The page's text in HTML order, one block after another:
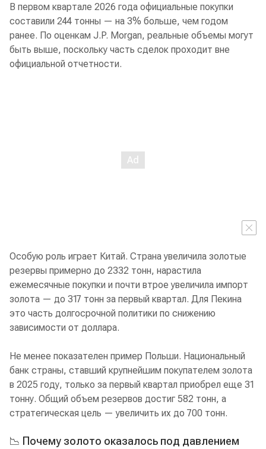
В первом квартале 2026 года официальные покупки
составили 244 тонны — на 3% больше, чем годом
ранее. По оценкам J.P. Morgan, реальные объемы могут
быть выше, поскольку часть сделок проходит вне
официальной отчетности.
Особую роль играет Китай. Страна увеличила золотые
резервы примерно до 2332 тонн, нарастила
ежемесячные покупки и почти втрое увеличила импорт
золота — до 317 тонн за первый квартал. Для Пекина
это часть долгосрочной политики по снижению
зависимости от доллара.
Не менее показателен пример Польши. Национальный
банк страны, ставший крупнейшим покупателем золота
в 2025 году, только за первый квартал приобрел еще 31
тонну. Общий объем резервов достиг 582 тонн, а
стратегическая цель — увеличить их до 700 тонн.
📉 Почему золото оказалось под давлением